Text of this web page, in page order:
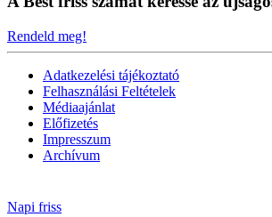
Rendeld meg!
Adatkezelési tájékoztató
Felhasználási Feltételek
Médiaajánlat
Előfizetés
Impresszum
Archívum
Napi friss